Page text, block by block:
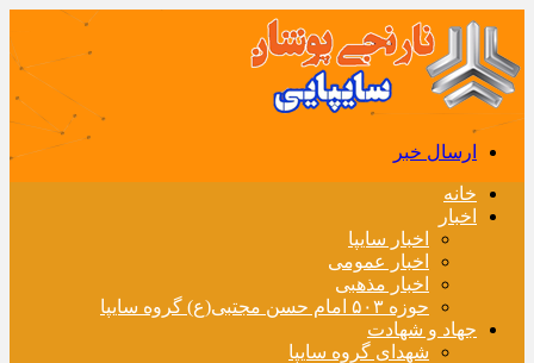
ارسال خبر
خانه
اخبار
اخبار سایپا
اخبار عمومی
اخبار مذهبی
حوزه ۵۰۳ امام حسن مجتبی(ع) گروه سایپا
جهاد و شهادت
شهدای گروه سایپا